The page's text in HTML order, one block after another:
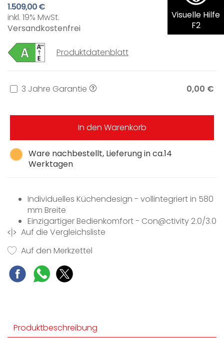
Visuelle Hilfe
F2
1.509,00 €
inkl. 19% MwSt.
Versandkostenfrei
Produktdatenblatt
Ware nachbestellt, Lieferung in ca.14
Werktagen
3 Jahre Garantie 0,00 €
In den Warenkorb
Individuelles Küchendesign - vollintegriert in 580
mm Breite
Einzigartiger Bedienkomfort - Con@ctivity 2.0/3.0
Leistungsstark - 585 m3/h in der Boosterstufe
Motor
Effiziente Filterung - 10-lagiger Edelstahl-
Metallfettfilter
Auf die Vergleichsliste
Auf den Merkzettel
Produktbeschreibung